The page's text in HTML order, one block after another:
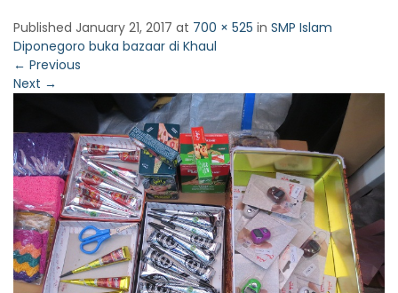
Published January 21, 2017 at 700 × 525 in SMP Islam
Diponegoro buka bazaar di Khaul
← Previous
Next →